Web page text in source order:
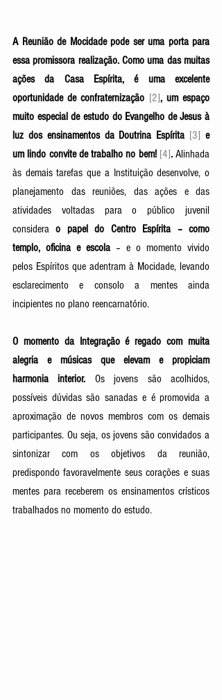
A Reunião de Mocidade pode ser uma porta para
essa promissora realização. Como uma das muitas
ações da Casa Espírita, é uma excelente
oportunidade de confraternização [2], um espaço
muito especial de estudo do Evangelho de Jesus à
luz dos ensinamentos da Doutrina Espírita [3] e
um lindo convite de trabalho no bem! [4]. Alinhada
às demais tarefas que a Instituição desenvolve, o
planejamento das reuniões, das ações e das
atividades voltadas para o público juvenil
considera o papel do Centro Espírita – como
templo, oficina e escola – e o momento vivido
pelos Espíritos que adentram à Mocidade, levando
esclarecimento e consolo a mentes ainda
incipientes no plano reencarnatório.
O momento da Integração é regado com muita
alegria e músicas que elevam e propiciam
harmonia interior. Os jovens são acolhidos,
possíveis dúvidas são sanadas e é promovida a
aproximação de novos membros com os demais
participantes. Ou seja, os jovens são convidados a
sintonizar com os objetivos da reunião,
predispondo favoravelmente seus corações e suas
mentes para receberem os ensinamentos crísticos
trabalhados no momento do estudo.